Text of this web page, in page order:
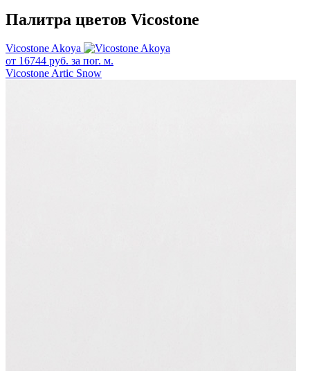
Палитра цветов Vicostone
Vicostone Akoya
от 16744 руб. за пог. м.
Vicostone Artic Snow